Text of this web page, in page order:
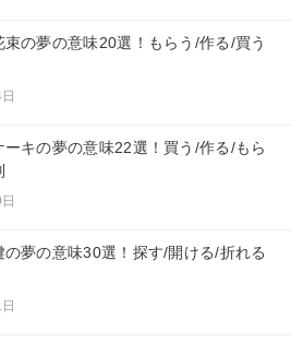
束の夢の意味20選！もらう/作る/買う
ーキの夢の意味22選！買う/作る/もら
の夢の意味30選！探す/開ける/折れる